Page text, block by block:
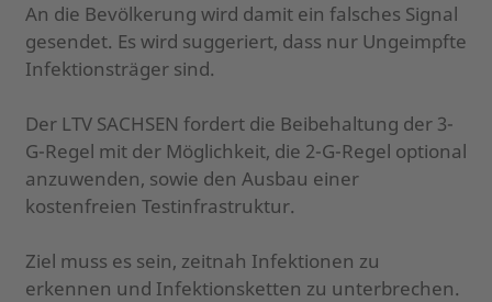
An die Bevölkerung wird damit ein falsches Signal
gesendet. Es wird suggeriert, dass nur Ungeimpfte
Infektionsträger sind.
Der LTV SACHSEN fordert die Beibehaltung der 3-
G-Regel mit der Möglichkeit, die 2-G-Regel optional
anzuwenden, sowie den Ausbau einer
kostenfreien Testinfrastruktur.
Ziel muss es sein, zeitnah Infektionen zu
erkennen und Infektionsketten zu unterbrechen.